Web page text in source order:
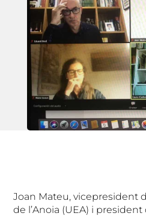
Joan Mateu, vicepresident
de l’Anoia (UEA) i president